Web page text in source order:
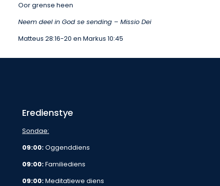
Oor grense heen
Neem deel in God se sending – Missio Dei
Matteus 28:16-20 en Markus 10:45
Eredienstye
Sondae:
09:00:Oggenddiens
09:00:Familiediens
09:00:Meditatiewe diens